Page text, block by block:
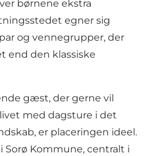
børnene ekstra
egner sig
og vennegrupper, der
end den klassiske
gæst, der gerne vil
med dagsture i det
er placeringen ideel.
Sorø Kommune, centralt i